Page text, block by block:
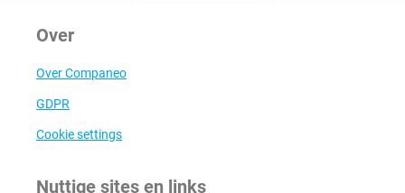
Over
Over Companeo
GDPR
Cookie settings
Nuttige sites en links